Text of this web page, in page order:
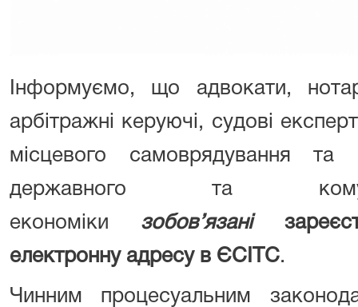
Інформуємо, що адвокати,
арбітражні керуючі, судові
місцевого самоврядування та
державного та
економіки зобов’язані
електронну адресу в ЄСІТС.
Чинним процесуальним